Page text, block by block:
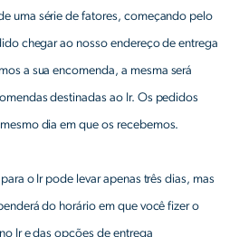
uma série de fatores, começando pelo
chegar ao nosso endereço de entrega
a sua encomenda, a mesma será
destinadas ao Ir. Os pedidos
dia em que os recebemos.
o Ir pode levar apenas três dias, mas
do horário em que você fizer o
Ir e das opções de entrega